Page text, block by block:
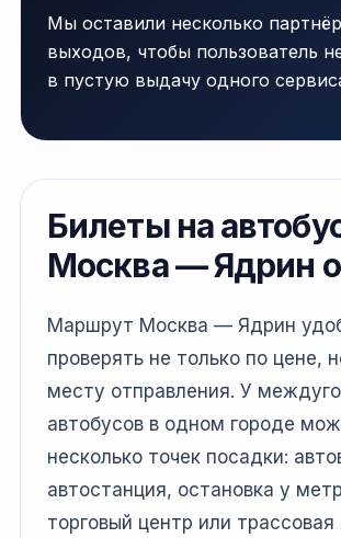
Мы оставили несколько
выходов, чтобы пользователь
в пустую выдачу одного
Билеты на
Москва — Ядрин
Маршрут Москва — Ядрин
проверять не только по цене,
месту отправления. У
автобусов в одном городе
несколько точек посадки:
автостанция, остановка у
торговый центр или трассовая